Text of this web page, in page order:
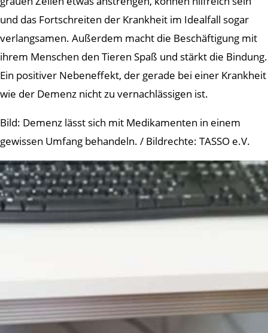
und das Fortschreiten der Krankheit im Idealfall sogar
verlangsamen. Außerdem macht die Beschäftigung mit
ihrem Menschen den Tieren Spaß und stärkt die Bindung.
Ein positiver Nebeneffekt, der gerade bei einer Krankheit
wie der Demenz nicht zu vernachlässigen ist.
Bild: Demenz lässt sich mit Medikamenten in einem
gewissen Umfang behandeln. / Bildrechte: TASSO e.V.